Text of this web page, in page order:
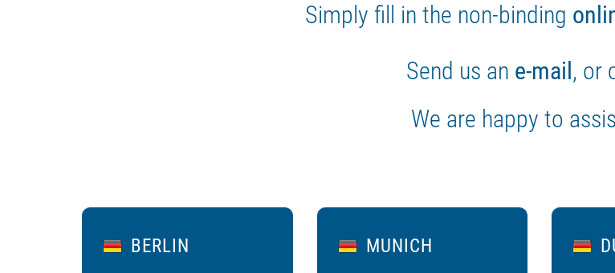
Simply fill in the non-binding
Send us an e-mail , or
We are happy to
BERLIN MUNICH